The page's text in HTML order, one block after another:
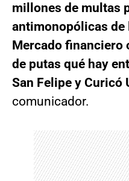
millones de multas
antimonopólicas de
Mercado financiero
de putas qué hay
San Felipe y Curicó
comunicador.